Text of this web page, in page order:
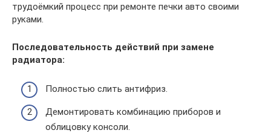
трудоёмкий процесс при ремонте печки авто своими
руками.
Последовательность действий при замене
радиатора:
Полностью слить антифриз.
Демонтировать комбинацию приборов и
облицовку консоли.